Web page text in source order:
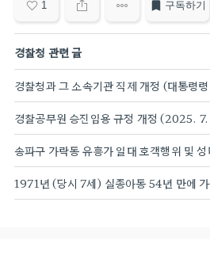
1 구독하기
경찰청 관련 글
경찰공무원 승진임용 규정 개정 (2025.